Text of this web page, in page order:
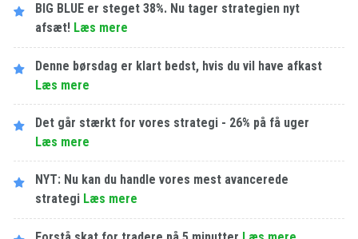
BIG BLUE er steget 38%. Nu tager strategien nyt
afsæt! Læs mere
Denne børsdag er klart bedst, hvis du vil have afkast
Læs mere
Det går stærkt for vores strategi - 26% på få uger
Læs mere
NYT: Nu kan du handle vores mest avancerede
strategi Læs mere